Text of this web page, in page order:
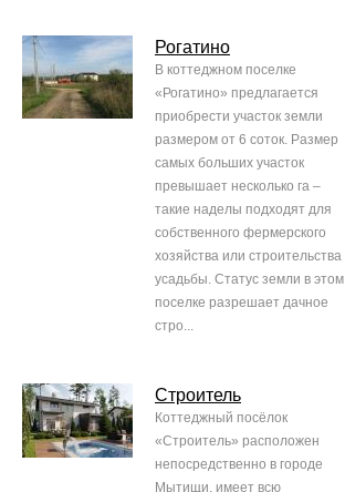
Рогатино
В коттеджном поселке
«Рогатино» предлагается
приобрести участок земли
размером от 6 соток. Размер
самых больших участок
превышает несколько га –
такие наделы подходят для
собственного фермерского
хозяйства или строительства
усадьбы. Статус земли в этом
поселке разрешает дачное
стро...
Строитель
Коттеджный посёлок
«Строитель» расположен
непосредственно в городе
Мытищи, имеет всю